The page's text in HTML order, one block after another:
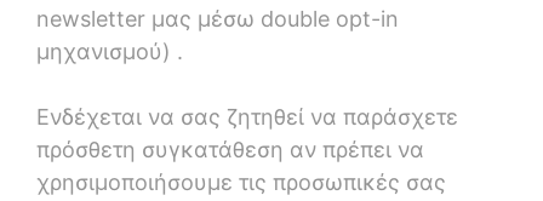
newsletter μας μέσω double opt-in
μηχανισμού) .
Ενδέχεται να σας ζητηθεί να παράσχετε
πρόσθετη συγκατάθεση αν πρέπει να
χρησιμοποιήσουμε τις προσωπικές σας